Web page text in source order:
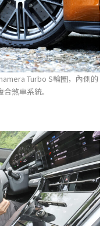
Turbo S輪圈，內側的
煞車系統。